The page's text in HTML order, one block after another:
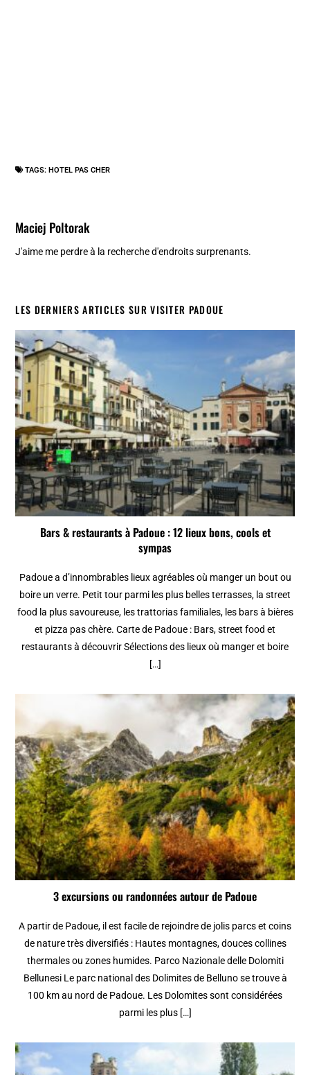
TAGS:HOTEL PAS CHER
Maciej Poltorak
J'aime me perdre à la recherche d'endroits surprenants.
LES DERNIERS ARTICLES SUR VISITER PADOUE
Bars & restaurants à Padoue : 12 lieux bons, cools et
sympas
Padoue a d’innombrables lieux agréables où manger un bout ou
boire un verre. Petit tour parmi les plus belles terrasses, la street
food la plus savoureuse, les trattorias familiales, les bars à bières
et pizza pas chère. Carte de Padoue : Bars, street food et
restaurants à découvrir Sélections des lieux où manger et boire
[…]
3 excursions ou randonnées autour de Padoue
A partir de Padoue, il est facile de rejoindre de jolis parcs et coins
de nature très diversifiés : Hautes montagnes, douces collines
thermales ou zones humides. Parco Nazionale delle Dolomiti
Bellunesi Le parc national des Dolimites de Belluno se trouve à
100 km au nord de Padoue. Les Dolomites sont considérées
parmi les plus […]